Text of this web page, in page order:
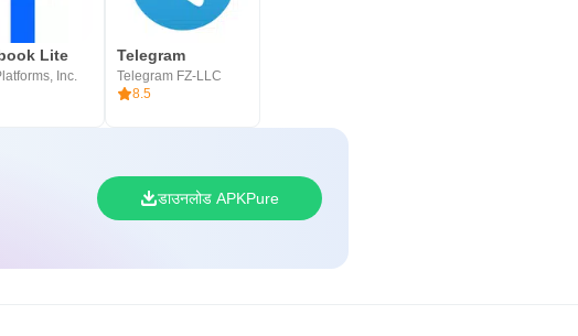
Lite
Inc.
Telegram
Telegram FZ-LLC
8.5
डाउनलोड APKPure